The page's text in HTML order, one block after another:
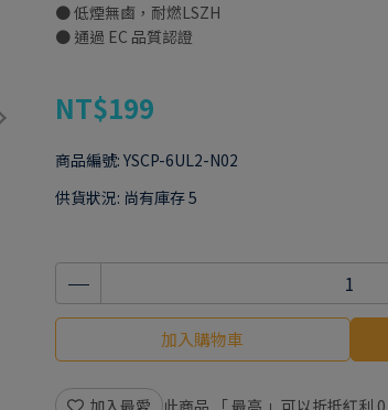
● 低煙無鹵，耐燃LSZH
● 通過 EC 品質認證
NT$199
商品編號: YSCP-6UL2-N02
供貨狀況: 尚有庫存 5
加入購物車
加入最愛 此商品 「 最高 」可以折抵紅利 0